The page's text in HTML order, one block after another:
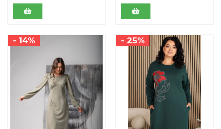
- 14% - 25%